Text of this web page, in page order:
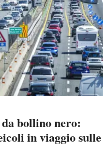
da bollino nero:
in viaggio sulle